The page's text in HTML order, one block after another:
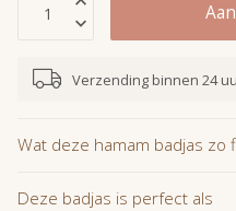
Verzending binnen 24
Wat deze hamam badjas zo
Deze badjas is perfect als